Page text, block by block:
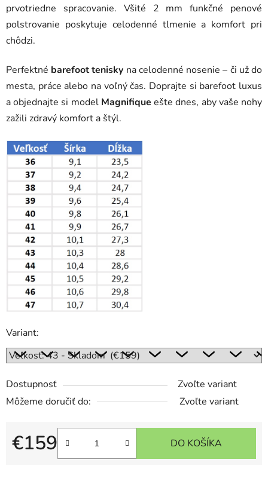
prvotriedne spracovanie. Všité 2 mm funkčné penové
polstrovanie poskytuje celodenné tlmenie a komfort pri
chôdzi.
Perfektné barefoot tenisky na celodenné nosenie – či už do
mesta, práce alebo na voľný čas. Doprajte si barefoot luxus
a objednajte si model Magnifique ešte dnes, aby vaše nohy
zažili zdravý komfort a štýl.
Variant:
Dostupnosť
Zvoľte variant
Môžeme doručiť do:
Zvoľte variant
€159
Jednotková cena:
DO KOŠÍKA